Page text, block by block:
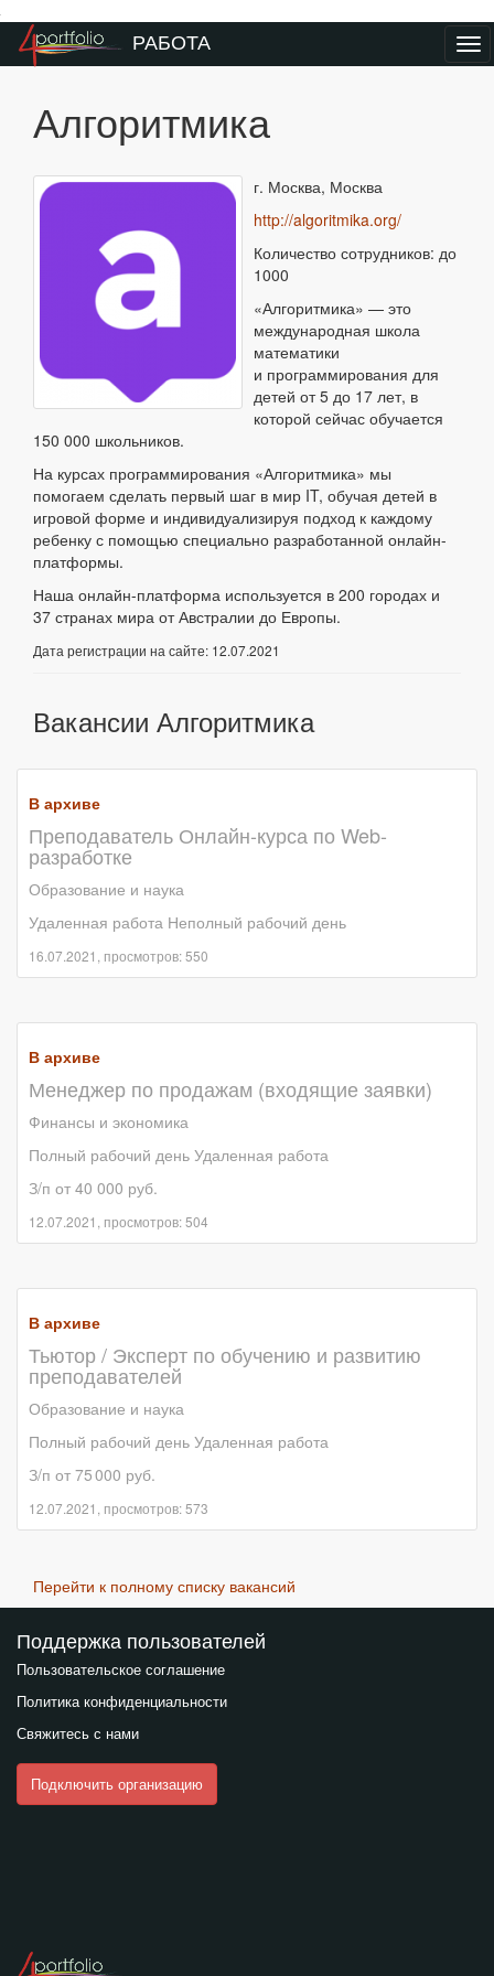
Преейти на главное меню
РАБОТА
Алгоритмика
г. Москва, Москва
http://algoritmika.org/
Количество сотрудников: до
1000
«Алгоритмика» — это
международная школа
математики
и программирования для
детей от 5 до 17 лет, в
которой сейчас обучается
150 000 школьников.
На курсах программирования «Алгоритмика» мы
помогаем сделать первый шаг в мир IT, обучая детей в
игровой форме и индивидуализируя подход к каждому
ребенку с помощью специально разработанной онлайн-
платформы.
Наша онлайн-платформа используется в 200 городах и
37 странах мира от Австралии до Европы.
Дата регистрации на сайте: 12.07.2021
Вакансии Алгоритмика
В архиве
Преподаватель Онлайн-курса по Web-
разработке
Образование и наука
Удаленная работа Неполный рабочий день
16.07.2021, просмотров: 550
В архиве
Менеджер по продажам (входящие заявки)
Финансы и экономика
Полный рабочий день Удаленная работа
З/п от 40 000 руб.
12.07.2021, просмотров: 504
В архиве
Тьютор / Эксперт по обучению и развитию
преподавателей
Образование и наука
Полный рабочий день Удаленная работа
З/п от 75 000 руб.
12.07.2021, просмотров: 573
Перейти к полному списку вакансий
Поддержка пользователей
Пользовательское соглашение
Политика конфиденциальности
Свяжитесь с нами
Подключить организацию